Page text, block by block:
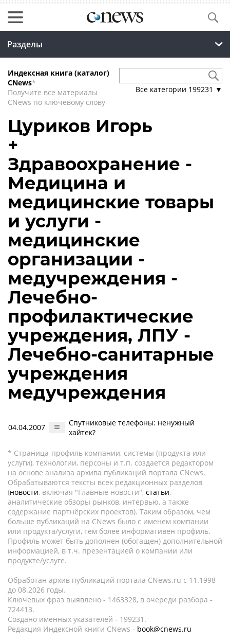
Разделы
Индексная книга (каталог)
CNews*
Получите все материалы
CNews по ключевому слову
Все категории 199231 ▼
Цуриков Игорь
+
Здравоохранение -
Медицина и
медицинские товары
и услуги -
медицинские
организации -
медучреждения -
Лечебно-
профилактические
учреждения, ЛПУ -
Лечебно-санитарные
учреждения
медучреждения
04.04.2007
Спутниковые телефоны: ненужный
хайтек?
* Страница-профиль компании, системы (продукта или
услуги), технологии, персоны и т.п. создается редактором
на основе анализа архива публикаций портала CNews.
Обрабатываются тексты всех редакционных разделов
(новости, включая "Главные новости", статьи,
аналитические обзоры рынков, интервью, а также
содержание партнёрских проектов). Таким образом, чем
больше публикаций на CNews было с именем компании
или продукта/услуги, тем более информативен профиль.
Профиль может быть дополнен (обогащен) дополнительной
информацией, в т.ч. презентацией о компании или
продукте/услуге.
Обработан архив публикаций портала CNews.ru c 11.1998
до 08.2026 годы.
Ключевых фраз выявлено - 1463328, в очереди разбора -
724413.
Создано именных указателей - 199231.
Редакция Индексной книги CNews - book@cnews.ru